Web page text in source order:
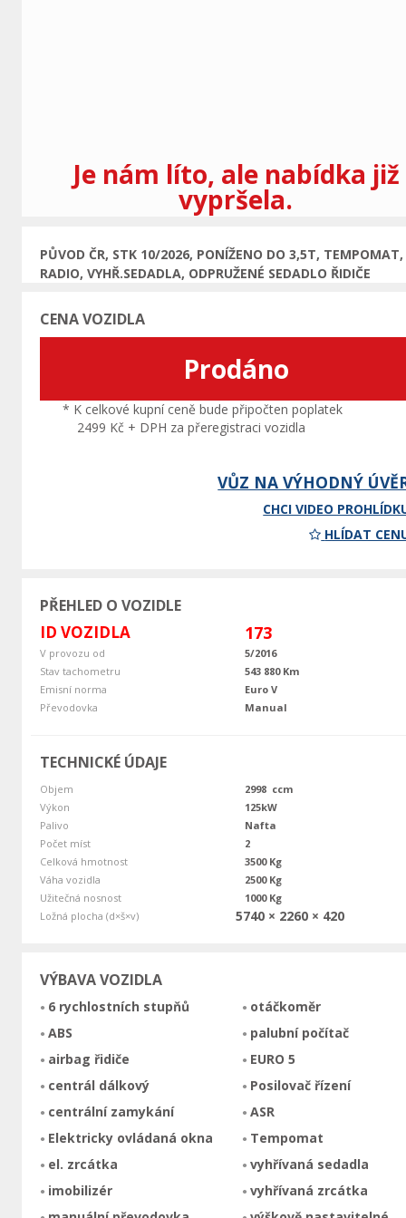
Je nám líto, ale nabídka již
vypršela.
PŮVOD ČR, STK 10/2026, PONÍŽENO DO 3,5T, TEMPOMAT,
RADIO, VYHŘ.SEDADLA, ODPRUŽENÉ SEDADLO ŘIDIČE
CENA VOZIDLA
Prodáno
* K celkové kupní ceně bude připočten poplatek
2499 Kč + DPH za přeregistraci vozidla
VŮZ NA VÝHODNÝ
CHCI VIDEO
HLÍDAT
PŘEHLED O VOZIDLE
ID VOZIDLA 173
V provozu od
5/2016
Stav tachometru
543 880 Km
Emisní norma
Euro V
Převodovka
Manual
TECHNICKÉ ÚDAJE
Objem
2998 ccm
Výkon
125kW
Palivo
Nafta
Počet míst
2
Celková hmotnost
3500 Kg
Váha vozidla
2500 Kg
Užitečná nosnost
1000 Kg
Ložná plocha (d×š×v)
5740 × 2260 × 420
VÝBAVA VOZIDLA
6 rychlostních stupňů
ABS
airbag řidiče
centrál dálkový
centrální zamykání
Elektricky ovládaná okna
el. zrcátka
imobilizér
otáčkoměr
palubní počítač
EURO 5
Posilovač řízení
ASR
Tempomat
vyhřívaná sedadla
vyhřívaná zrcátka